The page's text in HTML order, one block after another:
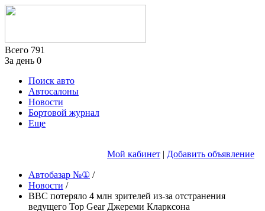
Всего 791
За день 0
Поиск авто
Автосалоны
Новости
Бортовой журнал
Еще
Мой кабинет | Добавить объявление
Автобазар №① /
Новости /
BBC потеряло 4 млн зрителей из-за отстранения
ведущего Top Gear Джереми Кларксона